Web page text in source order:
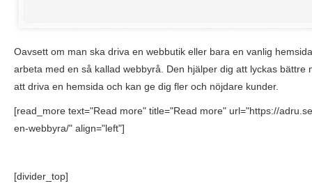
Oavsett om man ska driva en webbutik eller bara en vanlig
arbeta med en så kallad webbyrå. Den hjälper dig att lyckas bättre
att driva en hemsida och kan ge dig fler och nöjdare kunder.
[read_more text="Read more" title="Read more" url="https://
en-webbyra/" align="left"]
[divider_top]